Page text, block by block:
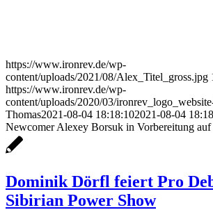
https://www.ironrev.de/wp-
content/uploads/2021/08/Alex_Titel_gross.jpg
https://www.ironrev.de/wp-
content/uploads/2020/03/
Thomas2021-08-04 18:18:102021-08-04
Newcomer Alexey Borsuk in Vorbereitung auf
Dominik Dörfl feiert Pro
Sibirian Power Show